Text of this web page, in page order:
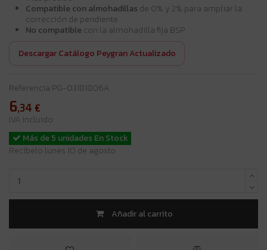
Compatible con almohadillas de 0% y 2% para ampliar la
corrección de pendiente.
No compatible con la almohadilla fija BSP.
Descargar Catálogo Peygran Actualizado
Referencia PG-03181806A
6,34 €
IVA incluido
Más de 5 unidades En Stock
Recíbelo lunes 10 de agosto
Añadir al carrito